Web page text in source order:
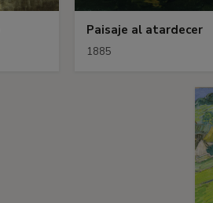
Paisaje al atardecer
1885